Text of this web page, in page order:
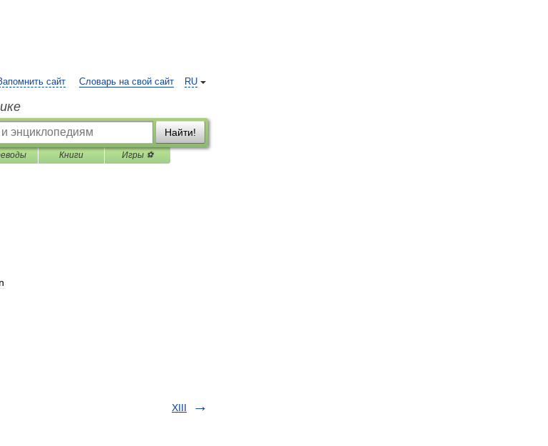
RU
сайт Словарь на свой сайт
Найти!
Книги Игры ⚽
XIII